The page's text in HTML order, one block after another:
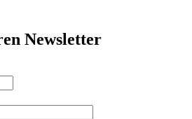
Newsletter